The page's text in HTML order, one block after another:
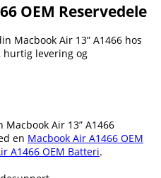
OEM Reservedele
Macbook Air 13” A1466 hos
hurtig levering og
Air 13” A1466
en Macbook Air A1466 OEM
A1466 OEM Batteri.